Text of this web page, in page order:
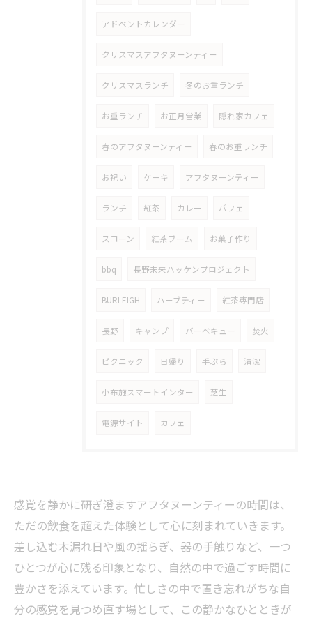
アドベントカレンダー
クリスマスアフタヌーンティー
クリスマスランチ 冬のお重ランチ
お重ランチ お正月営業 隠れ家カフェ
春のアフタヌーンティー 春のお重ランチ
お祝い ケーキ アフタヌーンティー
ランチ 紅茶 カレー パフェ
スコーン 紅茶ブーム お菓子作り
bbq 長野未来ハッケンプロジェクト
BURLEIGH ハーブティー 紅茶専門店
長野 キャンプ バーベキュー 焚火
ピクニック 日帰り 手ぶら 清潔
小布施スマートインター 芝生
電源サイト カフェ
感覚を静かに研ぎ澄ますアフタヌーンティーの時間は、
ただの飲食を超えた体験として心に刻まれていきます。
差し込む木漏れ日や風の揺らぎ、器の手触りなど、一つ
ひとつが心に残る印象となり、自然の中で過ごす時間に
豊かさを添えています。忙しさの中で置き忘れがちな自
分の感覚を見つめ直す場として、この静かなひとときが